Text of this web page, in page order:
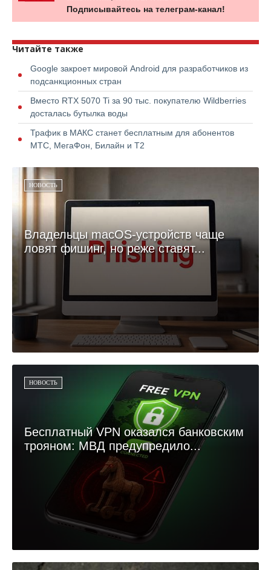
Подписывайтесь на телеграм-канал!
Читайте также
Google закроет мировой Android для разработчиков из
подсанкционных стран
Вместо RTX 5070 Ti за 90 тыс. покупателю Wildberries
досталась бутылка воды
Трафик в МАКС станет бесплатным для абонентов
МТС, МегаФон, Билайн и Т2
НОВОСТЬ
Владельцы macOS-устройств чаще
ловят фишинг, но реже ставят...
НОВОСТЬ
Бесплатный VPN оказался банковским
трояном: МВД предупредило...